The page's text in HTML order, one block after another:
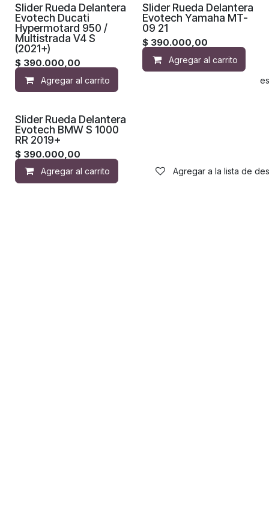
Slider Rueda Delantera
Evotech Ducati
Hypermotard 950 /
Multistrada V4 S
(2021+)
$ 390.000,00
Agregar al carrito Agregar a la lista de
Slider Rueda Delantera
Evotech Yamaha MT-
09 21
$ 390.000,00
Agregar al carrito
Slider Rueda Delantera
Evotech BMW S 1000
RR 2019+
$ 390.000,00
Agregar al carrito Agregar a la lista de